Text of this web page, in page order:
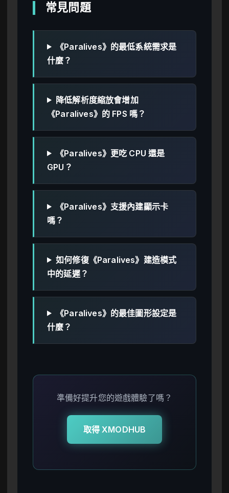
常見問題
《Paralives》的最低系統需求是
什麼？
降低解析度縮放會增加
《Paralives》的 FPS 嗎？
《Paralives》更吃 CPU 還是
GPU？
《Paralives》支援內建顯示卡
嗎？
如何修復《Paralives》建造模式
中的延遲？
《Paralives》的最佳圖形設定是
什麼？
準備好提升您的遊戲體驗了嗎？
取得 XMODHUB